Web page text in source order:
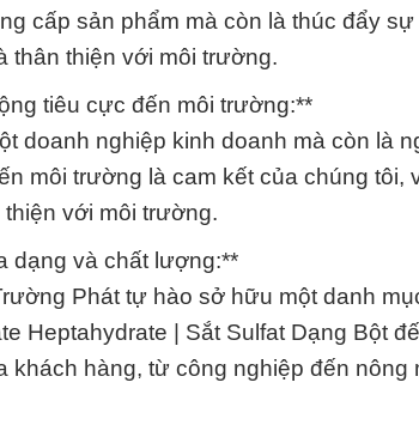
cấp sản phẩm mà còn là thúc đẩy
thân thiện với môi trường.
tiêu cực đến môi trường:**
doanh nghiệp kinh doanh mà còn là
môi trường là cam kết của chúng
với môi trường.
dạng và chất lượng:**
Phát tự hào sở hữu một danh
Heptahydrate | Sắt Sulfat Dạng Bột
khách hàng, từ công nghiệp đến